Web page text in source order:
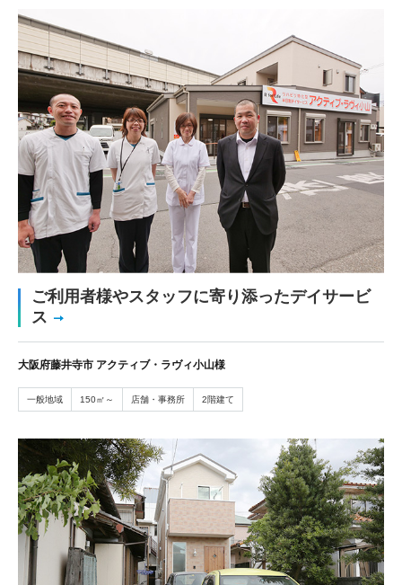
ご利用者様やスタッフに寄り添ったデイサービ
ス
大阪府藤井寺市 アクティブ・ラヴィ小山様
一般地域 150㎡～ 店舗・事務所 2階建て